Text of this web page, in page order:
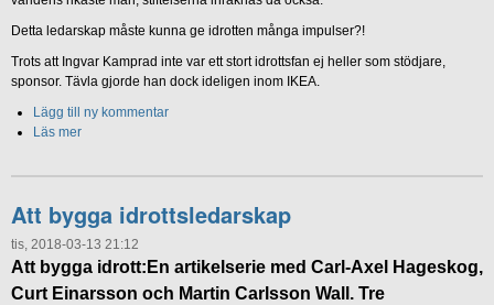
Detta ledarskap måste kunna ge idrotten många impulser?!
Trots att Ingvar Kamprad inte var ett stort idrottsfan ej heller som stödjare,
sponsor. Tävla gjorde han dock ideligen inom IKEA.
Lägg till ny kommentar
Läs mer
Att bygga idrottsledarskap
tis, 2018-03-13 21:12
Att bygga idrott: En artikelserie med Carl-Axel Hageskog,
Curt Einarsson och Martin Carlsson Wall. Tre